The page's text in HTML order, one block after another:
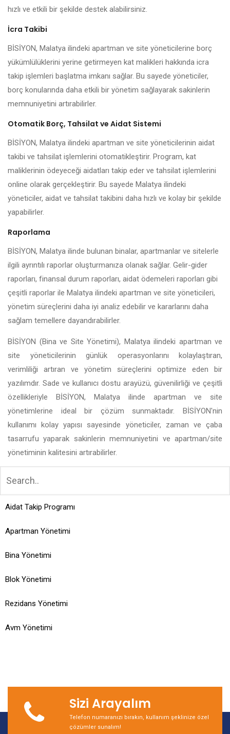
hızlı ve etkili bir şekilde destek alabilirsiniz.
İcra Takibi
BİSİYON, Malatya ilindeki apartman ve site yöneticilerine borç
yükümlülüklerini yerine getirmeyen kat malikleri hakkında icra
takip işlemleri başlatma imkanı sağlar. Bu sayede yöneticiler,
borç konularında daha etkili bir yönetim sağlayarak sakinlerin
memnuniyetini artırabilirler.
Otomatik Borç, Tahsilat ve Aidat Sistemi
BİSİYON, Malatya ilindeki apartman ve site yöneticilerinin aidat
takibi ve tahsilat işlemlerini otomatikleştirir. Program, kat
maliklerinin ödeyeceği aidatları takip eder ve tahsilat işlemlerini
online olarak gerçekleştirir. Bu sayede Malatya ilindeki
yöneticiler, aidat ve tahsilat takibini daha hızlı ve kolay bir şekilde
yapabilirler.
Raporlama
BİSİYON, Malatya ilinde bulunan binalar, apartmanlar ve sitelerle
ilgili ayrıntılı raporlar oluşturmanıza olanak sağlar. Gelir-gider
raporları, finansal durum raporları, aidat ödemeleri raporları gibi
çeşitli raporlar ile Malatya ilindeki apartman ve site yöneticileri,
yönetim süreçlerini daha iyi analiz edebilir ve kararlarını daha
sağlam temellere dayandırabilirler.
BİSİYON (Bina ve Site Yönetimi), Malatya ilindeki apartman ve
site yöneticilerinin günlük operasyonlarını kolaylaştıran,
verimliliği artıran ve yönetim süreçlerini optimize eden bir
yazılımdır. Sade ve kullanıcı dostu arayüzü, güvenilirliği ve çeşitli
özellikleriyle BİSİYON, Malatya ilinde apartman ve site
yönetimlerine ideal bir çözüm sunmaktadır. BİSİYON'nin
kullanımı kolay yapısı sayesinde yöneticiler, zaman ve çaba
tasarrufu yaparak sakinlerin memnuniyetini ve apartman/site
yönetiminin kalitesini artırabilirler.
Aidat Takip Programı
Apartman Yönetimi
Bina Yönetimi
Blok Yönetimi
Rezidans Yönetimi
Avm Yönetimi
Sizi Arayalım
Telefon numaranızı bırakın, kullanım şeklinize özel
çözümler sunalım!